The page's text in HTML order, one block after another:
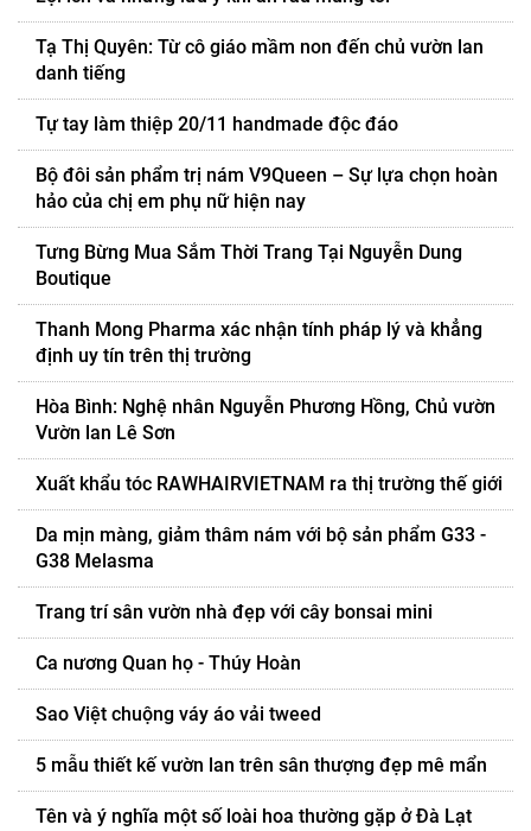
Tạ Thị Quyên: Từ cô giáo mầm non đến chủ vườn lan
danh tiếng
Tự tay làm thiệp 20/11 handmade độc đáo
Bộ đôi sản phẩm trị nám V9Queen – Sự lựa chọn hoàn
hảo của chị em phụ nữ hiện nay
Tưng Bừng Mua Sắm Thời Trang Tại Nguyễn Dung
Boutique
Thanh Mong Pharma xác nhận tính pháp lý và khẳng
định uy tín trên thị trường
Hòa Bình: Nghệ nhân Nguyễn Phương Hồng, Chủ vườn
Vườn lan Lê Sơn
Xuất khẩu tóc RAWHAIRVIETNAM ra thị trường thế giới
Da mịn màng, giảm thâm nám với bộ sản phẩm G33 -
G38 Melasma
Trang trí sân vườn nhà đẹp với cây bonsai mini
Ca nương Quan họ - Thúy Hoàn
Sao Việt chuộng váy áo vải tweed
5 mẫu thiết kế vườn lan trên sân thượng đẹp mê mẩn
Tên và ý nghĩa một số loài hoa thường gặp ở Đà Lạt